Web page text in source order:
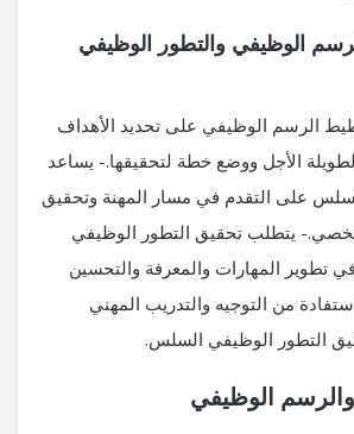
الوظيفي والتطور الوظيفي
الرسم الوظيفي على تحديد الأهداف
الأجل ووضع خطة لتحقيقها.- يساعد
على التقدم في مسار المهنة وتحقيق
يتطلب تحقيق التطور الوظيفي
تطوير المهارات والمعرفة والتحسين
من التوجيه والتدريب المهني
التطور الوظيفي السلس.
والرسم الوظيفي